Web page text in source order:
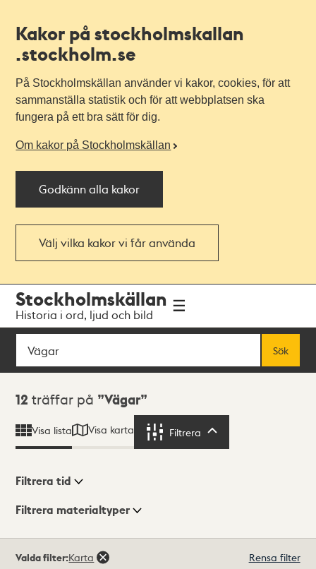
Kakor på stockholmskallan
.stockholm.se
På Stockholmskällan använder vi kakor, cookies, för att
sammanställa statistik och för att webbplatsen ska
fungera på ett bra sätt för dig.
Om kakor på Stockholmskällan
Godkänn alla kakor
Välj vilka kakor vi får använda
navigationen
huvudinnehållet
Stockholmskällan
Historia i ord, ljud och bild
Sök
Sök
Sökresultat
12 träffar på Vägar
Visa lista Visa karta Filtrera
Visningsläge
Filtrera tid
Filtrera materialtyper
träffar
Valda filter:Karta Rensa filter